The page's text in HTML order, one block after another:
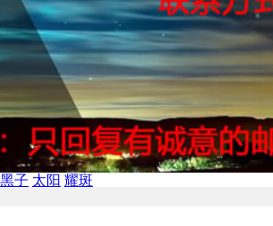
黑子 太阳 耀斑